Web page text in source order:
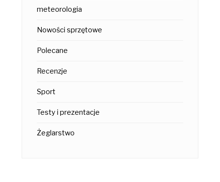
meteorologia
Nowości sprzętowe
Polecane
Recenzje
Sport
Testy i prezentacje
Żeglarstwo